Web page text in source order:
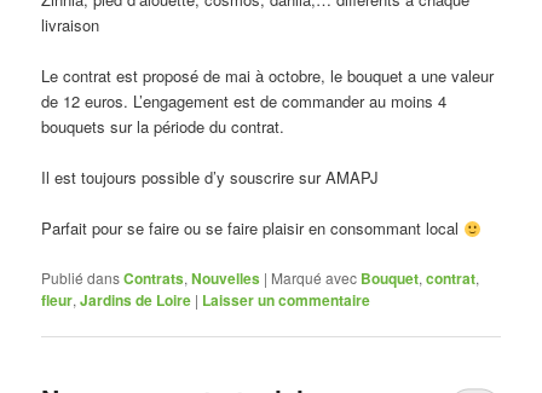
livraison
Le contrat est proposé de mai à octobre, le bouquet a une valeur
de 12 euros. L’engagement est de commander au moins 4
bouquets sur la période du contrat.
Il est toujours possible d’y souscrire sur AMAPJ
Parfait pour se faire ou se faire plaisir en consommant local
Publié dansContrats,Nouvelles | Marqué avec Bouquet,contrat,
fleur,Jardins de Loire | Laisser un commentaire